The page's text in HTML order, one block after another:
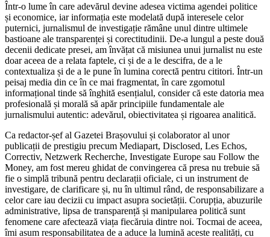
Într-o lume în care adevărul devine adesea victima agendei politice
și economice, iar informația este modelată după interesele celor
puternici, jurnalismul de investigație rămâne unul dintre ultimele
bastioane ale transparenței și corectitudinii. De-a lungul a peste două
decenii dedicate presei, am învățat că misiunea unui jurnalist nu este
doar aceea de a relata faptele, ci și de a le descifra, de a le
contextualiza și de a le pune în lumina corectă pentru cititori. Într-un
peisaj media din ce în ce mai fragmentat, în care zgomotul
informațional tinde să înghită esențialul, consider că este datoria mea
profesională și morală să apăr principiile fundamentale ale
jurnalismului autentic: adevărul, obiectivitatea și rigoarea analitică.
Ca redactor-șef al Gazetei Brașovului și colaborator al unor
publicații de prestigiu precum Mediapart, Disclosed, Les Echos,
Correctiv, Netzwerk Recherche, Investigate Europe sau Follow the
Money, am fost mereu ghidat de convingerea că presa nu trebuie să
fie o simplă tribună pentru declarații oficiale, ci un instrument de
investigare, de clarificare și, nu în ultimul rând, de responsabilizare a
celor care iau decizii cu impact asupra societății. Corupția, abuzurile
administrative, lipsa de transparență și manipularea politică sunt
fenomene care afectează viața fiecăruia dintre noi. Tocmai de aceea,
îmi asum responsabilitatea de a aduce la lumină aceste realități, cu